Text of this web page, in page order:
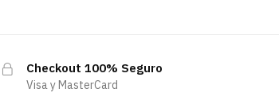
Checkout 100% Seguro
Visa y MasterCard